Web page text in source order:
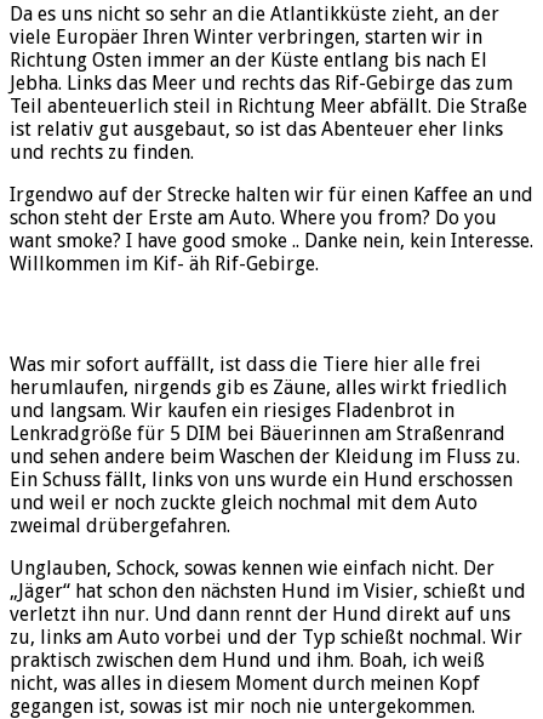
Da es uns nicht so sehr an die Atlantikküste zieht, an der
viele Europäer Ihren Winter verbringen, starten wir in
Richtung Osten immer an der Küste entlang bis nach El
Jebha. Links das Meer und rechts das Rif-Gebirge das zum
Teil abenteuerlich steil in Richtung Meer abfällt. Die Straße
ist relativ gut ausgebaut, so ist das Abenteuer eher links
und rechts zu finden.
Irgendwo auf der Strecke halten wir für einen Kaffee an und
schon steht der Erste am Auto. Where you from? Do you
want smoke? I have good smoke .. Danke nein, kein Interesse.
Willkommen im Kif- äh Rif-Gebirge.
Was mir sofort auffällt, ist dass die Tiere hier alle frei
herumlaufen, nirgends gib es Zäune, alles wirkt friedlich
und langsam. Wir kaufen ein riesiges Fladenbrot in
Lenkradgröße für 5 DIM bei Bäuerinnen am Straßenrand
und sehen andere beim Waschen der Kleidung im Fluss zu.
Ein Schuss fällt, links von uns wurde ein Hund erschossen
und weil er noch zuckte gleich nochmal mit dem Auto
zweimal drübergefahren.
Unglauben, Schock, sowas kennen wie einfach nicht. Der
„Jäger“ hat schon den nächsten Hund im Visier, schießt und
verletzt ihn nur. Und dann rennt der Hund direkt auf uns
zu, links am Auto vorbei und der Typ schießt nochmal. Wir
praktisch zwischen dem Hund und ihm. Boah, ich weiß
nicht, was alles in diesem Moment durch meinen Kopf
gegangen ist, sowas ist mir noch nie untergekommen.